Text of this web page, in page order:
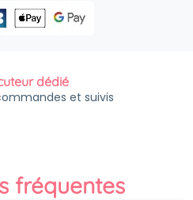
dédié
et suivis
fréquentes